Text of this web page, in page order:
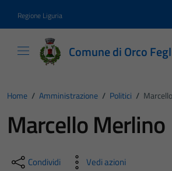
Regione Liguria
Comune di Orco
Home / Amministrazione / Politici /
Marcello Merlino
Condividi Vedi azioni